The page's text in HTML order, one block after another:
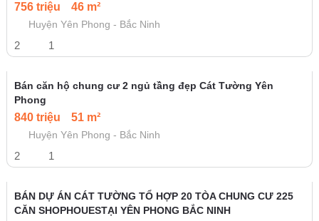
756 triệu 46 m²
Huyện Yên Phong - Bắc Ninh
2 1
Bán căn hộ chung cư 2 ngủ tầng đẹp Cát Tường Yên
Phong
840 triệu 51 m²
Huyện Yên Phong - Bắc Ninh
2 1
BÁN DỰ ÁN CÁT TƯỜNG TỔ HỢP 20 TÒA CHUNG CƯ 225
CĂN SHOPHOUESTẠI YÊN PHONG BẮC NINH